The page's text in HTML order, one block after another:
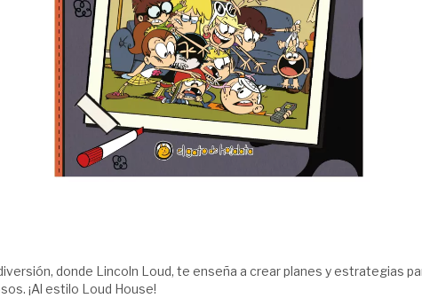
donde Lincoln Loud, te enseña a crear planes y estrategias
¡Al estilo Loud House!